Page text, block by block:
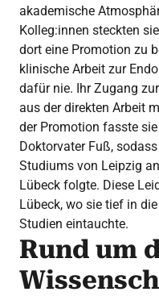
akademische
Kolleg:innen steckten
dort eine Promotion zu
klinische Arbeit zur
dafür nie. Ihr Zugang
aus der direkten Arbeit
der Promotion fasste
Doktorvater Fuß,
Studiums von Leipzig
Lübeck folgte. Diese
Lübeck, wo sie tief in
Studien eintauchte.
Rund um